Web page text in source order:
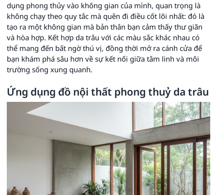
dụng phong thủy vào không gian của mình, quan trọng là
không chạy theo quy tắc mà quên đi điều cốt lõi nhất: đó là
tạo ra một không gian mà bản thân bạn cảm thấy thư giãn
và hòa hợp. Kết hợp da trâu với các màu sắc khác nhau có
thể mang đến bất ngờ thú vị, đồng thời mở ra cánh cửa để
bạn khám phá sâu hơn về sự kết nối giữa tâm linh và môi
trường sống xung quanh.
Ứng dụng đồ nội thất phong thuỷ da trâu